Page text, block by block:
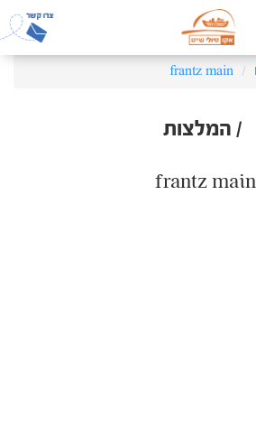
frantz main
/ המלצות
frantz main